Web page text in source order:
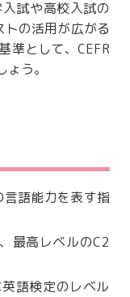
試や高校入試の
の活用が広がる
準として、CEFR
う。
語能力を表す指
最高レベルのC2
語検定のレベル